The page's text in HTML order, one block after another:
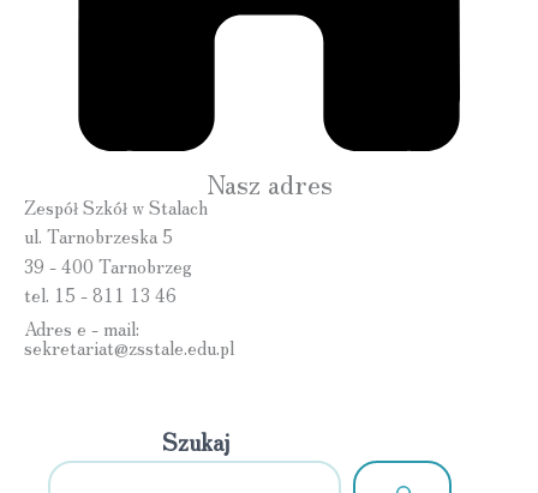
Nasz adres
Zespół Szkół w Stalach
ul. Tarnobrzeska 5
39 - 400 Tarnobrzeg
tel. 15 - 811 13 46
Adres e - mail:
sekretariat@zsstale.edu.pl
Szukaj